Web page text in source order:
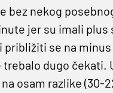
bez nekog
jer su imali plus
se na
dugo čekati.
osam razlike (30-